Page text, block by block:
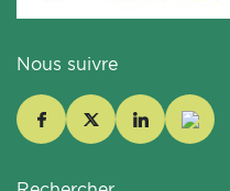
Nous suivre